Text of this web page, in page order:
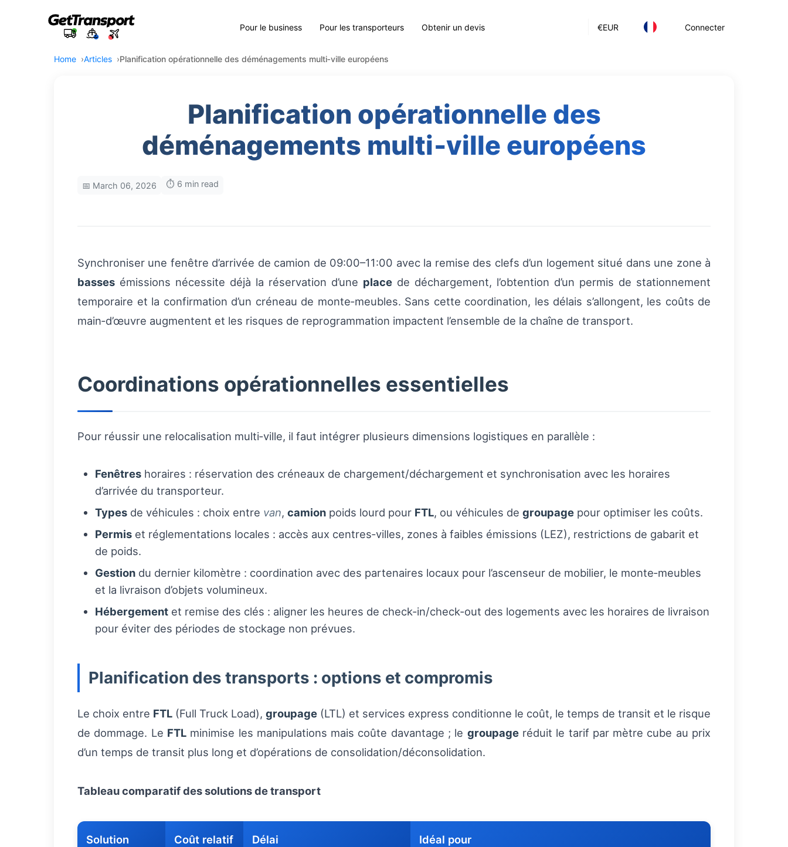
€EUR Connecter
Pour le business Pour les transporteurs Obtenir un devis
Home Articles Planification opérationnelle des déménagements multi‑ville européens
Planification opérationnelle des
déménagements multi‑ville européens
📅 March 06, 2026 ⏱️ 6 min read
Synchroniser une fenêtre d’arrivée de camion de 09:00–11:00 avec la remise des clefs d’un logement situé dans une zone à
basses émissions nécessite déjà la réservation d’une place de déchargement, l’obtention d’un permis de stationnement
temporaire et la confirmation d’un créneau de monte‑meubles. Sans cette coordination, les délais s’allongent, les coûts de
main‑d’œuvre augmentent et les risques de reprogrammation impactent l’ensemble de la chaîne de transport.
Coordinations opérationnelles essentielles
Pour réussir une relocalisation multi‑ville, il faut intégrer plusieurs dimensions logistiques en parallèle :
Fenêtres horaires : réservation des créneaux de chargement/déchargement et synchronisation avec les horaires
d’arrivée du transporteur.
Types de véhicules : choix entre van, camion poids lourd pour FTL, ou véhicules de groupage pour optimiser les coûts.
Permis et réglementations locales : accès aux centres‑villes, zones à faibles émissions (LEZ), restrictions de gabarit et
de poids.
Gestion du dernier kilomètre : coordination avec des partenaires locaux pour l’ascenseur de mobilier, le monte‑meubles
et la livraison d’objets volumineux.
Hébergement et remise des clés : aligner les heures de check‑in/check‑out des logements avec les horaires de livraison
pour éviter des périodes de stockage non prévues.
Planification des transports : options et compromis
Le choix entre FTL (Full Truck Load), groupage (LTL) et services express conditionne le coût, le temps de transit et le risque
de dommage. Le FTLminimise les manipulations mais coûte davantage ; le groupageréduit le tarif par mètre cube au prix
d’un temps de transit plus long et d’opérations de consolidation/déconsolidation.
Tableau comparatif des solutions de transport
Solution Coût relatif Délai Idéal pour